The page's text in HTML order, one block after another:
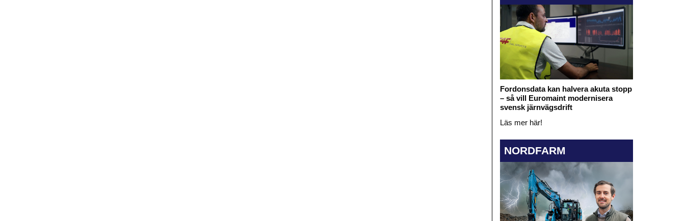
Fordonsdata kan halvera akuta stopp
– så vill Euromaint modernisera
svensk järnvägsdrift
Läs mer här!
NORDFARM